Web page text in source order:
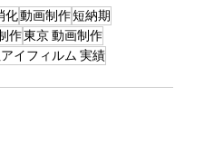
化動画制作短納期
作東京 動画制作
イフィルム 実績